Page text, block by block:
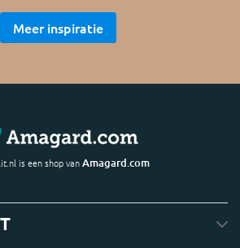
Meer inspiratie
is een shop vanAmagard.com